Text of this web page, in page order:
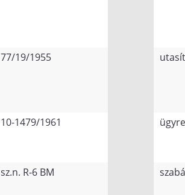
77/19/1955
10-1479/1961
sz.n. R-6 BM